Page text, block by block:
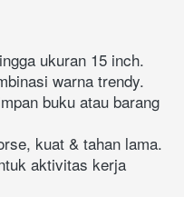
ukuran 15 inch.
warna trendy.
buku atau barang
kuat & tahan lama.
aktivitas kerja